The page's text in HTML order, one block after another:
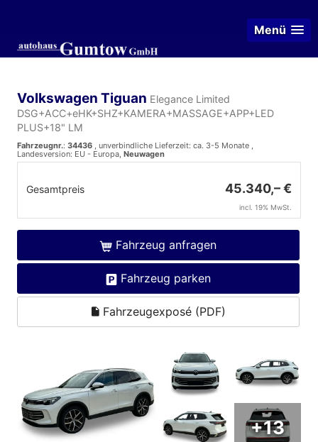
Menü
Volkswagen Tiguan Elegance Limited
DSG+ACC+eHK+SHZ+KAMERA+MASSAGE+APP+LED
PLUS+18" LM
Fahrzeugnr.: 34436 , unverbindliche Lieferzeit: ca. 3-5 Monate ,
Landesversion: EU - Europa, Neuwagen
Gesamtpreis 45.340,– €
incl. 19% MwSt.
Fahrzeug anfragen
Fahrzeug parken
Fahrzeugexposé (PDF)
+13